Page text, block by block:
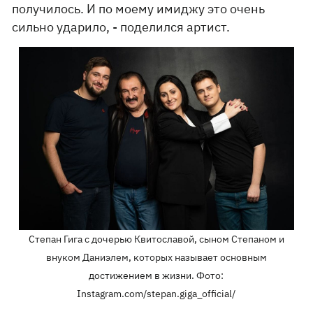
получилось. И по моему имиджу это очень
сильно ударило, - поделился артист.
Степан Гига с дочерью Квитославой, сыном Степаном и
внуком Даниэлем, которых называет основным
достижением в жизни. Фото:
Instagram.com/stepan.giga_official/